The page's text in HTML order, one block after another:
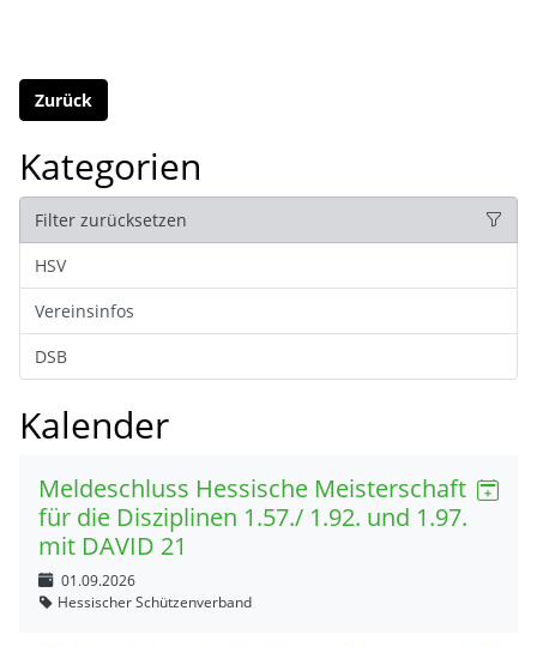
Zurück
Kategorien
Filter zurücksetzen
HSV
Vereinsinfos
DSB
Kalender
Meldeschluss Hessische Meisterschaft
für die Disziplinen 1.57./ 1.92. und 1.97.
mit DAVID 21
01.09.2026
Hessischer Schützenverband